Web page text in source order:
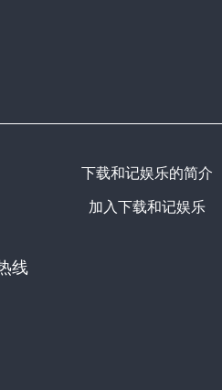
线
下载和记娱乐的简介
加入下载和记娱乐